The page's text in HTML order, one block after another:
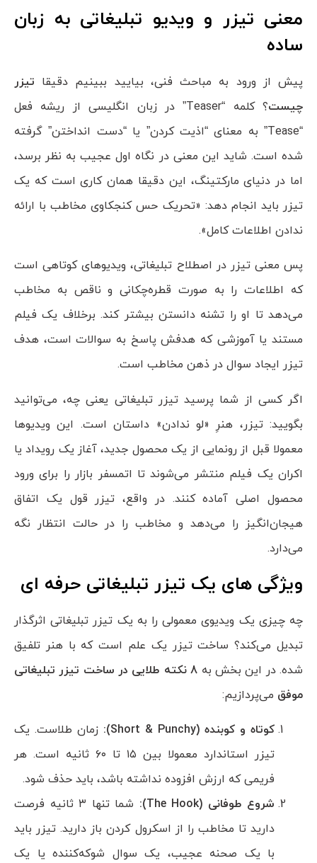
معنی تیزر و ویدیو تبلیغاتی به زبان
ساده
پیش از ورود به مباحث فنی، بیایید ببینیم دقیقا تیزر
چیست
؟ کلمه “Teaser” در زبان انگلیسی از ریشه فعل
“Tease” به معنای “اذیت کردن” یا “دست انداختن” گرفته
شده است. شاید این معنی در نگاه اول عجیب به نظر برسد،
اما در دنیای مارکتینگ، این دقیقا همان کاری است که یک
تیزر باید انجام دهد: «تحریک حس کنجکاوی مخاطب با ارائه
ندادن اطلاعات کامل».
پس معنی تیزر در اصطلاح تبلیغاتی، ویدیوهای کوتاهی است
که اطلاعات را به صورت قطره‌چکانی و ناقص به مخاطب
می‌دهد تا او را تشنه‌ دانستن بیشتر کند. برخلاف یک فیلم
مستند یا آموزشی که هدفش پاسخ به سوالات است، هدف
تیزر ایجاد سوال در ذهن مخاطب است.
اگر کسی از شما پرسید تیزر تبلیغاتی یعنی چه، می‌توانید
بگویید: تیزر، هنرِ «لو ندادن» داستان است. این ویدیوها
معمولا قبل از رونمایی از یک محصول جدید، آغاز یک رویداد یا
اکران یک فیلم منتشر می‌شوند تا اتمسفر بازار را برای ورود
محصول اصلی آماده کنند. در واقع، تیزر قول یک اتفاق
هیجان‌انگیز را می‌دهد و مخاطب را در حالت انتظار نگه
می‌دارد.
ویژگی های یک تیزر تبلیغاتی حرفه ای
چه چیزی یک ویدیوی معمولی را به یک تیزر تبلیغاتی اثرگذار
تبدیل می‌کند؟ ساخت تیزر یک علم است که با هنر تلفیق
شده. در این بخش به
8 نکته طلایی در ساخت تیزر تبلیغاتی
موفق می‌پردازیم:
کوتاه و کوبنده ( Short & Punchy
): زمان طلاست. یک
تیزر استاندارد معمولا بین ۱۵ تا ۶۰ ثانیه است. هر
فریمی که ارزش افزوده نداشته باشد، باید حذف شود.
شروع طوفانی (The Hook
):
شما تنها ۳ ثانیه فرصت
دارید تا مخاطب را از اسکرول کردن باز دارید. تیزر باید
با یک صحنه عجیب، یک سوال شوکه‌کننده یا یک